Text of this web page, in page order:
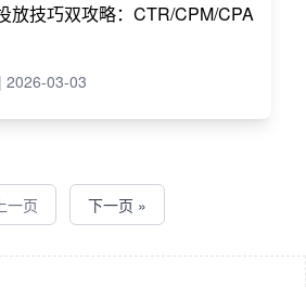
放技巧双攻略：CTR/CPM/CPA
2026-03-03
一页 下一页 »